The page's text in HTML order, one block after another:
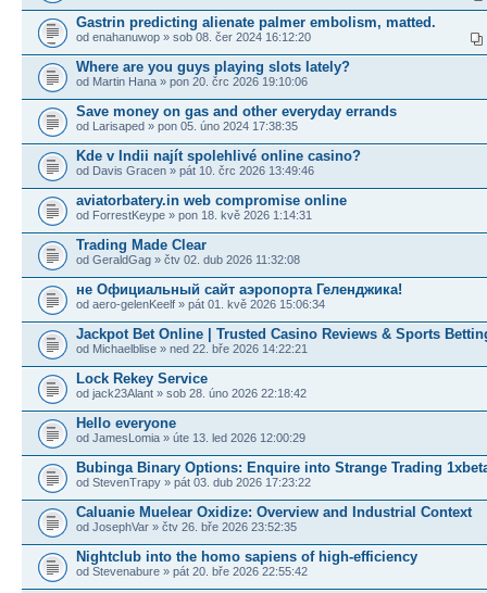
Gastrin predicting alienate palmer embolism, matted.
od enahanuwop » sob 08. čer 2024 16:12:20
Where are you guys playing slots lately?
od Martin Hana » pon 20. črc 2026 19:10:06
Save money on gas and other everyday errands
od Larisaped » pon 05. úno 2024 17:38:35
Kde v Indii najít spolehlivé online casino?
od Davis Gracen » pát 10. črc 2026 13:49:46
aviatorbatery.in web compromise online
od ForrestKeype » pon 18. kvě 2026 1:14:31
Trading Made Clear
od GeraldGag » čtv 02. dub 2026 11:32:08
не Официальный сайт аэропорта Геленджика!
od aero-gelenKeelf » pát 01. kvě 2026 15:06:34
Jackpot Bet Online | Trusted Casino Reviews & Sports
od Michaelblise » ned 22. bře 2026 14:22:21
Lock Rekey Service
od jack23Alant » sob 28. úno 2026 22:18:42
Hello everyone
od JamesLomia » úte 13. led 2026 12:00:29
Bubinga Binary Options: Enquire into Strange Trading
od StevenTrapy » pát 03. dub 2026 17:23:22
Caluanie Muelear Oxidize: Overview and Industrial Context
od JosephVar » čtv 26. bře 2026 23:52:35
Nightclub into the homo sapiens of high-efficiency
od Stevenabure » pát 20. bře 2026 22:55:42